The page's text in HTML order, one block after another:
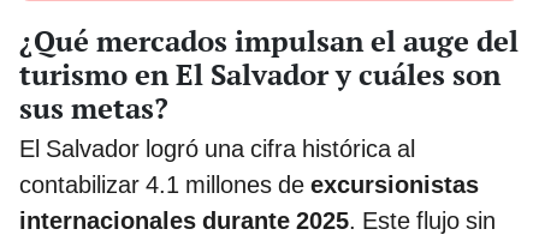
¿Qué mercados impulsan el auge del
turismo en El Salvador y cuáles son
sus metas?
El Salvador logró una cifra histórica al
contabilizar 4.1 millones de excursionistas
internacionales durante 2025. Este flujo sin